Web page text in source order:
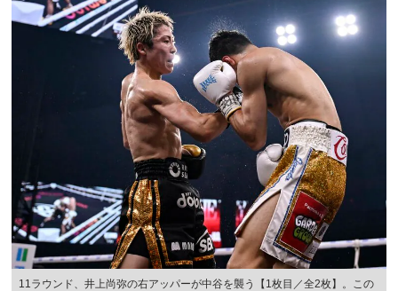
11ラウンド、井上尚弥の右アッパーが中谷を襲う【1枚目／全2枚】。この